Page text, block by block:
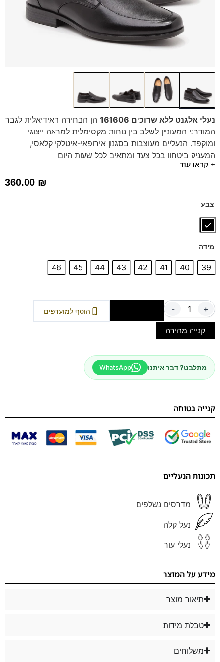
נעלי אלגנט ללא שרוכים 161606
הן הבחירה האידיאלית לגבר
המודרני המעוניין לשלב בין נוחות מקסימלית למראה ייצוגי
ומוקפד. הנעליים מעוצבות בסגנון אירופאי-איטלקי קלאסי,
המעניק ביטחון בכל צעד ומתאים לכל שעות היום
המשלב איכות ללא פשרות ומלא בסטייל.
+ קראו עוד
360.00 ₪
צבע
מידה
39
40
41
42
43
44
45
46
- + הוסף למועדפים
קנייה מהירה
מתלבט? דבר איתנו WhatsApp
קנייה בטוחה
תכונות הנעליים
מדרסים נשלפים
נעל קלה
נעלי עור
מידע על המוצר
תיאור מוצר
טבלת מידות
משלוחים